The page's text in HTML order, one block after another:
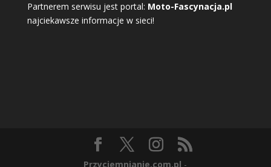
Partnerem serwisu jest portal: Moto-Fascynacja.pl
najciekawsze informacje w sieci!
Przyciemnianie.com.pl -